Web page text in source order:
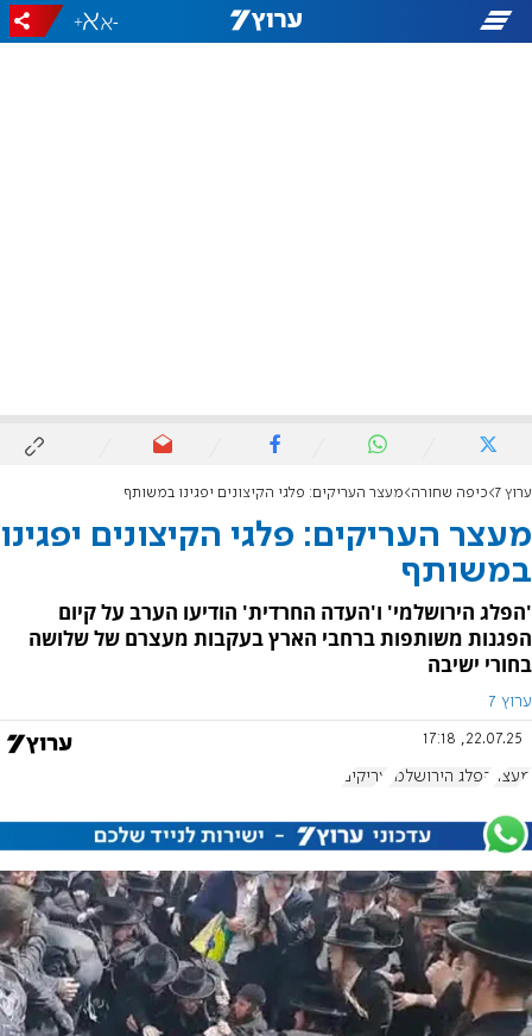
-
+
ערוץ 7 כיפה שחורה מעצר העריקים: פלגי הקיצונים יפגינו במשותף
מעצר העריקים: פלגי הקיצונים יפגינו
במשותף
'הפלג הירושלמי' ו'העדה החרדית' הודיעו הערב על קיום
הפגנות משותפות ברחבי הארץ בעקבות מעצרם של שלושה
בחורי ישיבה
ערוץ 7
22.07.25, 17:18
מעצר הפלג הירושלמי עריקים